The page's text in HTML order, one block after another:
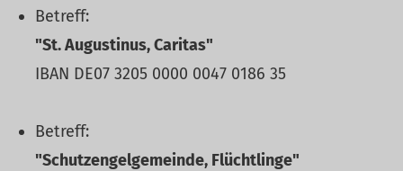
Betreff:
"St. Augustinus, Caritas"
IBAN DE07 3205 0000 0047 0186 35
Betreff:
"Schutzengelgemeinde, Flüchtlinge"